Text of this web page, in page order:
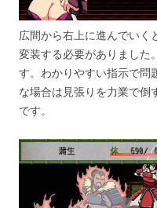
広間から右上に進んでいく
変装する必要がありました
す。わかりやすい指示で問
な場合は見張りを力業で倒
です。